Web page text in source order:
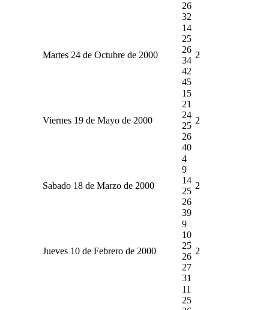
26
32
Martes 24 de Octubre de 2000
14
25
26
34
42
45
2
Viernes 19 de Mayo de 2000
15
21
24
25
26
40
2
Sabado 18 de Marzo de 2000
4
9
14
25
26
39
2
Jueves 10 de Febrero de 2000
9
10
25
26
27
31
2
11
25